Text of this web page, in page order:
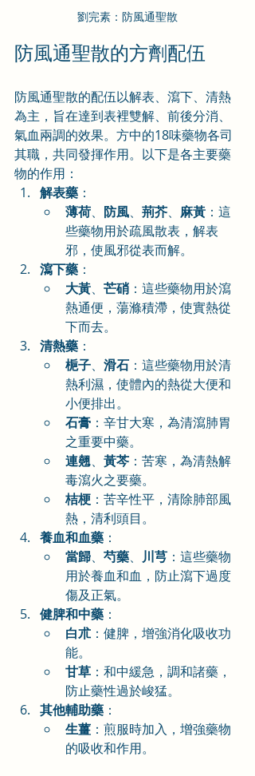
劉完素：防風通聖散
防風通聖散的方劑配伍
防風通聖散的配伍以解表、瀉下、清熱
為主，旨在達到表裡雙解、前後分消、
氣血兩調的效果。方中的18味藥物各司
其職，共同發揮作用。以下是各主要藥
物的作用：
解表藥 ：
薄荷、 防風、 荊芥、 麻黃 ：這
些藥物用於疏風散表，解表
邪，使風邪從表而解。
瀉下藥 ：
大黃、 芒硝 ：這些藥物用於瀉
熱通便，蕩滌積滯，使實熱從
下而去。
清熱藥 ：
梔子、 滑石 ：這些藥物用於清
熱利濕，使體內的熱從大便和
小便排出。
石膏 ：辛甘大寒，為清瀉肺胃
之重要中藥。
連翹、 黃芩 ：苦寒，為清熱解
毒瀉火之要藥。
桔梗 ：苦辛性平，清除肺部風
熱，清利頭目。
養血和血藥 ：
當歸、 芍藥、 川芎 ：這些藥物
用於養血和血，防止瀉下過度
傷及正氣。
健脾和中藥 ：
白朮 ：健脾，增強消化吸收功
能。
甘草 ：和中緩急，調和諸藥，
防止藥性過於峻猛。
其他輔助藥 ：
生薑 ：煎服時加入，增強藥物
的吸收和作用。